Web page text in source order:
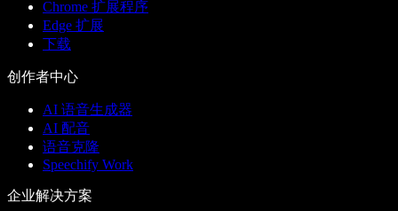
Chrome 扩展程序
Edge 扩展
下载
创作者中心
AI 语音生成器
AI 配音
语音克隆
Speechify Work
企业解决方案